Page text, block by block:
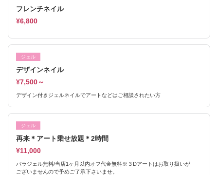
フレンチネイル
¥6,800
ジェル
デザインネイル
¥7,500～
デザイン付きジェルネイルでアートなどはご相談されたい方
ジェル
再来＊アート乗せ放題＊2時間
¥11,000
パラジェル無料/当店1ヶ月以内オフ代金無料※３Dアートはお取り扱いが
ございませんので予めご了承下さいませ。